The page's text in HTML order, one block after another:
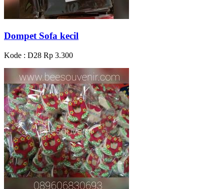
Dompet Sofa kecil
Kode : D28 Rp 3.300